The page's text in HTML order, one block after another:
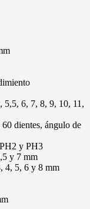
5,5, 6, 7, 8, 9, 10, 11,
dientes, ángulo de
y PH3
y 7 mm
4, 5, 6 y 8 mm